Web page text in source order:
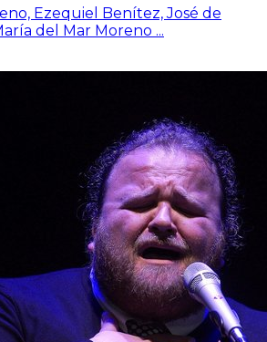
Ezequiel Benítez, José de
del Mar Moreno ...